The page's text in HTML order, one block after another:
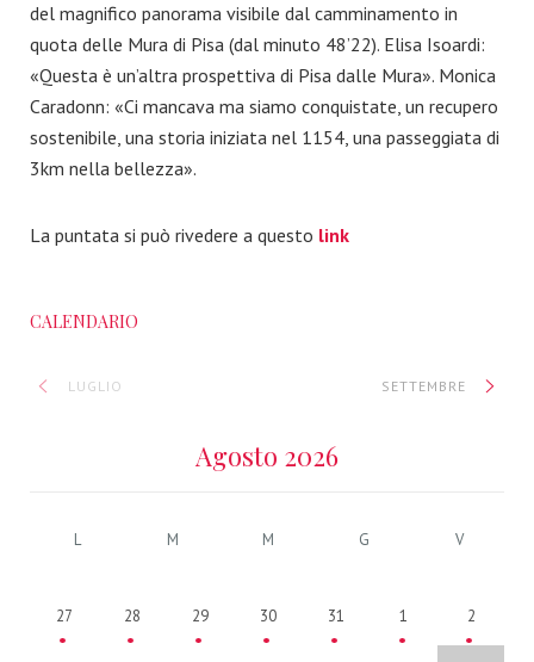
del magnifico panorama visibile dal camminamento in
quota delle Mura di Pisa (dal minuto 48’22). Elisa Isoardi:
«Questa è un’altra prospettiva di Pisa dalle Mura». Monica
Caradonn: «Ci mancava ma siamo conquistate, un recupero
sostenibile, una storia iniziata nel 1154, una passeggiata di
3km nella bellezza».
La puntata si può rivedere a questo link
CALENDARIO
LUGLIO
Agosto 2026
SETTEMBRE
L M M G V
27 28 29 30 31 1 2